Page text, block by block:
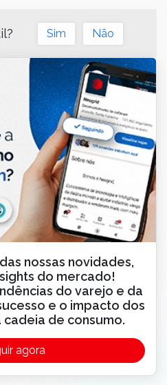
Sim Não
nossas novidades,
do mercado!
do varejo e da
e o impacto dos
cadeia de consumo.
agora